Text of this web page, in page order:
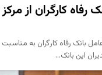
رفاه کارگران از
بانک رفاه کارگران به
این بانک…